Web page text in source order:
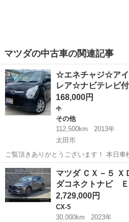
マツダの中古車の関連記事
☆エネチャジ☆ア
レア☆ナビテレビ
168,000円
その他
112,500km
2013年
太田市
ご覧頂きありがとうございます！ 本日車
早い者勝ちとなっております！ エネチャージ アイドリングスト
ップ付車両です！ 整備内容 ◎エンジンオイルワコーズで交換 ◎オイ
ルフィルター ◎cvt...
群馬 太田市 その他
マツダ ＣＸ－５
ダコネクトナビ
2,729,000円
CX-5
30,000km
2023年